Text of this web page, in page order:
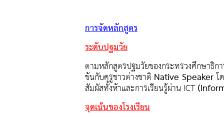
การจัดหลักสูตร
ระดับปฐมวัย
ตามหลักสูตรปฐมวัยของกระทรวงศึกษาธิก
ข้นกับครูชาวต่างชาติ Native Speakerโ
สัมผัสทั้งห้าและการเรียนรู้ผ่าน ICT
จุดเน้นของโรงเรียน